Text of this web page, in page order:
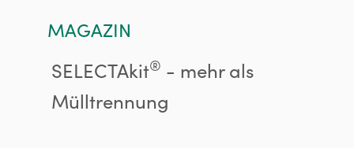
MAGAZIN
SELECTAkit® - mehr als
Mülltrennung